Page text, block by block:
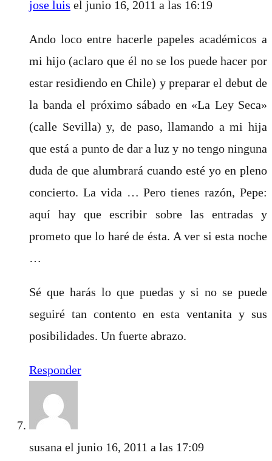
jose luis el junio 16, 2011 a las 16:19
Ando loco entre hacerle papeles académicos a
mi hijo (aclaro que él no se los puede hacer por
estar residiendo en Chile) y preparar el debut de
la banda el próximo sábado en «La Ley Seca»
(calle Sevilla) y, de paso, llamando a mi hija
que está a punto de dar a luz y no tengo ninguna
duda de que alumbrará cuando esté yo en pleno
concierto. La vida … Pero tienes razón, Pepe:
aquí hay que escribir sobre las entradas y
prometo que lo haré de ésta. A ver si esta noche
…
Sé que harás lo que puedas y si no se puede
seguiré tan contento en esta ventanita y sus
posibilidades. Un fuerte abrazo.
Responder
susana el junio 16, 2011 a las 17:09